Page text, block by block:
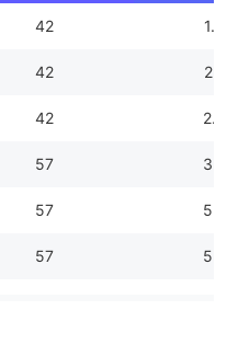
42 1.5
42 2.2
42 2.5
57 3.2
57 5.0
57 5.0